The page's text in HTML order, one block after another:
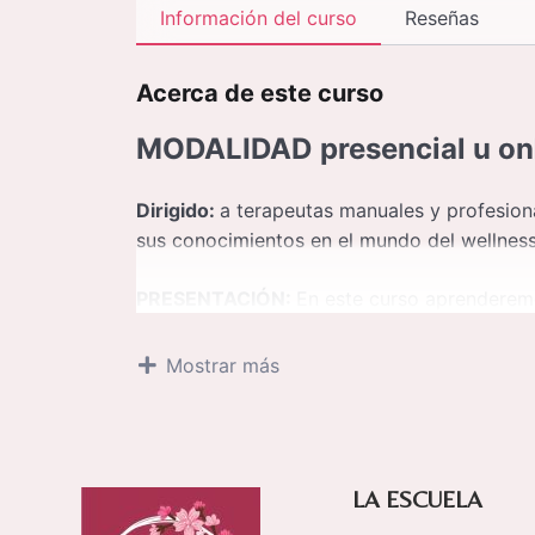
Información del curso Reseñas
Acerca de este curso
MODALIDAD presencial u
Dirigido: a terapeutas manuales y
sus conocimientos en el mundo del
propiedades de las pindas, la importancia
correcta presión y, conocerá los
Mostrar más
LA ESCUELA